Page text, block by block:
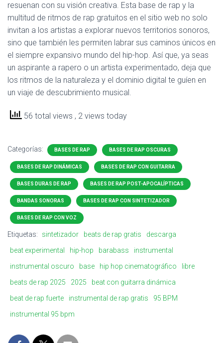
resuenan con su visión creativa. Esta base de rap y la
multitud de ritmos de rap gratuitos en el sitio web no solo
invitan a los artistas a explorar nuevos territorios sonoros,
sino que también les permiten labrar sus caminos únicos en
el siempre expansivo mundo del hip-hop. Así que, ya seas
un aspirante a rapero o un artista experimentado, deja que
los ritmos de la naturaleza y el dominio digital te guíen en
un viaje de descubrimiento musical.
56 total views , 2 views today
Categorías: BASES DE RAP BASES DE RAP OSCURAS
BASES DE RAP DINÁMICAS BASES DE RAP CON GUITARRA
BASES DURAS DE RAP BASES DE RAP POST-APOCALÍPTICAS
BANDAS SONORAS BASES DE RAP CON SINTETIZADOR
BASES DE RAP CON VOZ
Etiquetas: sintetizador beats de rap gratis
descarga
beat experimental
hip-hop barabass
instrumental
instrumental oscuro
base hip hop cinematográfico
libre
beats de rap 2025
2025
beat con guitarra dinámica
beat de rap fuerte
instrumental de rap gratis
95 BPM
instrumental 95 bpm